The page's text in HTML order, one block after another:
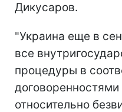
Дикусаров.
"Украина еще в
все
процедуры в
относительно